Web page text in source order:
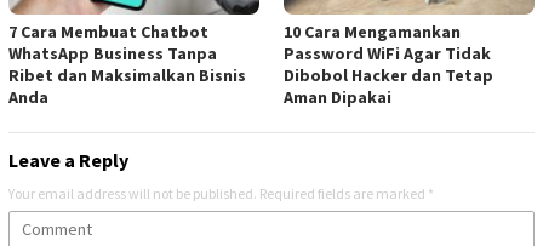
7 Cara Membuat Chatbot
WhatsApp Business Tanpa
Ribet dan Maksimalkan Bisnis
Anda
10 Cara Mengamankan
Password WiFi Agar Tidak
Dibobol Hacker dan Tetap
Aman Dipakai
Leave a Reply
Your email address will not be published. Required fields are marked *